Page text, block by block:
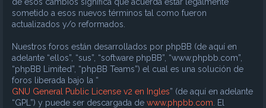
sometido a esos nuevos términos tal como fueron
actualizados y/o reformados.
Nuestros foros están desarrollados por phpBB (de aquí en
adelante “ellos”, “sus”, “software phpBB”, “www.phpbb.com”,
“phpBB Limited”, “phpBB Teams”) el cual es una solución de
foros liberada bajo la “
GNU General Public License v2 en Ingles” (de aquí en adelante
“GPL”) y puede ser descargada de www.phpbb.com . El